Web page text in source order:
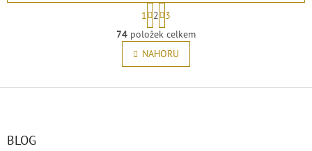
O
v
l
á
S
t
r
á
n
k
v
1 2
3
74 položek celkem
NAHORU
Z
BLOG